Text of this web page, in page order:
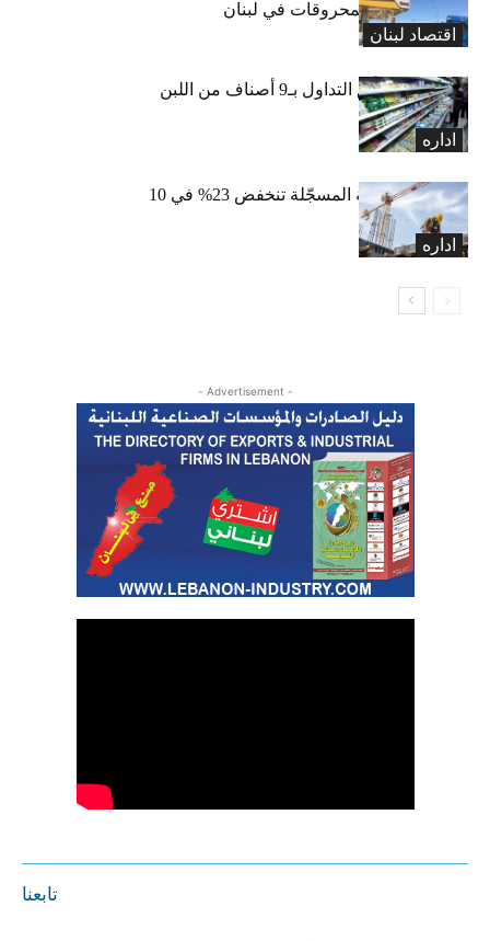
اقتصاد لبنان
لارتفاع أسعار المحروقات في لبنان
اداره
«الاقتصاد» تعلّق التداول بـ9 أصناف من اللبن
واللبنة
اداره
الرخص العقارية المسجّلة تنخفض 23% في 10
أشهر
- Advertisement -
تابعنا